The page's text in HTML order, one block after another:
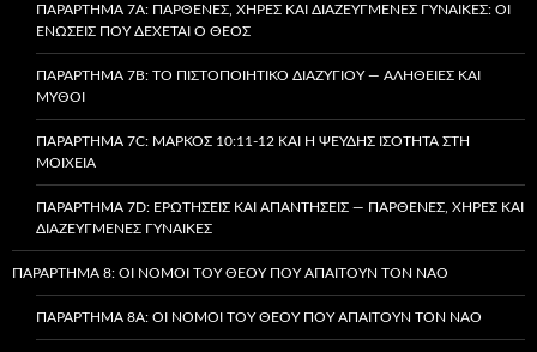
ΠΑΡΆΡΤΗΜΑ 7A: ΠΑΡΘΈΝΕΣ, ΧΉΡΕΣ ΚΑΙ ΔΙΑΖΕΥΓΜΈΝΕΣ ΓΥΝΑΊΚΕΣ: ΟΙ
ΕΝΏΣΕΙΣ ΠΟΥ ΔΈΧΕΤΑΙ Ο ΘΕΌΣ
ΠΑΡΆΡΤΗΜΑ 7B: ΤΟ ΠΙΣΤΟΠΟΙΗΤΙΚΌ ΔΙΑΖΥΓΊΟΥ — ΑΛΉΘΕΙΕΣ ΚΑΙ
ΜΎΘΟΙ
ΠΑΡΆΡΤΗΜΑ 7C: ΜΆΡΚΟΣ 10:11-12 ΚΑΙ Η ΨΕΥΔΉΣ ΙΣΌΤΗΤΑ ΣΤΗ
ΜΟΙΧΕΊΑ
ΠΑΡΆΡΤΗΜΑ 7D: ΕΡΩΤΉΣΕΙΣ ΚΑΙ ΑΠΑΝΤΉΣΕΙΣ — ΠΑΡΘΈΝΕΣ, ΧΉΡΕΣ ΚΑΙ
ΔΙΑΖΕΥΓΜΈΝΕΣ ΓΥΝΑΊΚΕΣ
ΠΑΡΆΡΤΗΜΑ 8: ΟΙ ΝΌΜΟΙ ΤΟΥ ΘΕΟΎ ΠΟΥ ΑΠΑΙΤΟΎΝ ΤΟΝ ΝΑΌ
ΠΑΡΆΡΤΗΜΑ 8A: ΟΙ ΝΌΜΟΙ ΤΟΥ ΘΕΟΎ ΠΟΥ ΑΠΑΙΤΟΎΝ ΤΟΝ ΝΑΌ